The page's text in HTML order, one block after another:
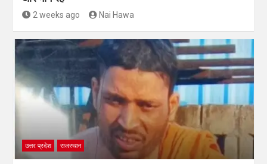
2 weeks ago Nai Hawa
उत्तर प्रदेश राजस्थान